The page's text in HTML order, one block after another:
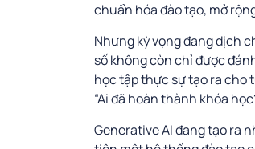
chuẩn hóa đào tạo, mở
Nhưng kỳ vọng đang dịch
số không còn chỉ được
học tập thực sự tạo ra cho
“Ai đã hoàn thành khóa
Generative AI đang tạo ra